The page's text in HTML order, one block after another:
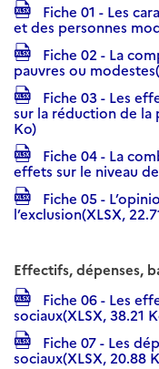
Fiche 01 - Les
et des personnes
Fiche 02 - La
pauvres ou
Fiche 03 - Les
sur la réduction de la
Ko)
Fiche 04 - La
effets sur le niveau
Fiche 05 -
l’exclusion(XLSX,
Effectifs, dépenses,
Fiche 06 - Les
sociaux(XLSX, 38.21
Fiche 07 - Les
sociaux(XLSX, 20.88